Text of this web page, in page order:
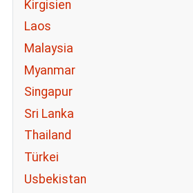
Kirgisien
Laos
Malaysia
Myanmar
Singapur
Sri Lanka
Thailand
Türkei
Usbekistan